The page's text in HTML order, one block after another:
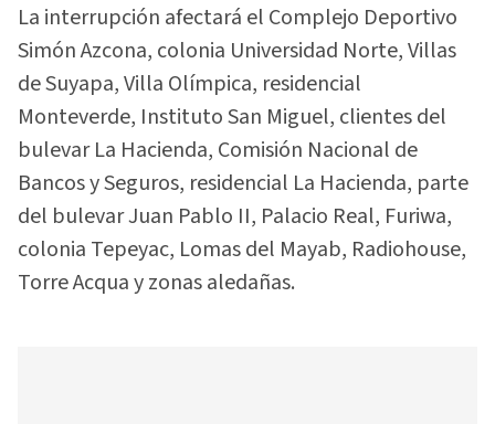
La interrupción afectará el Complejo Deportivo
Simón Azcona, colonia Universidad Norte, Villas
de Suyapa, Villa Olímpica, residencial
Monteverde, Instituto San Miguel, clientes del
bulevar La Hacienda, Comisión Nacional de
Bancos y Seguros, residencial La Hacienda, parte
del bulevar Juan Pablo II, Palacio Real, Furiwa,
colonia Tepeyac, Lomas del Mayab, Radiohouse,
Torre Acqua y zonas aledañas.